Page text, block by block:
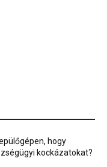
hogy
kockázatokat?